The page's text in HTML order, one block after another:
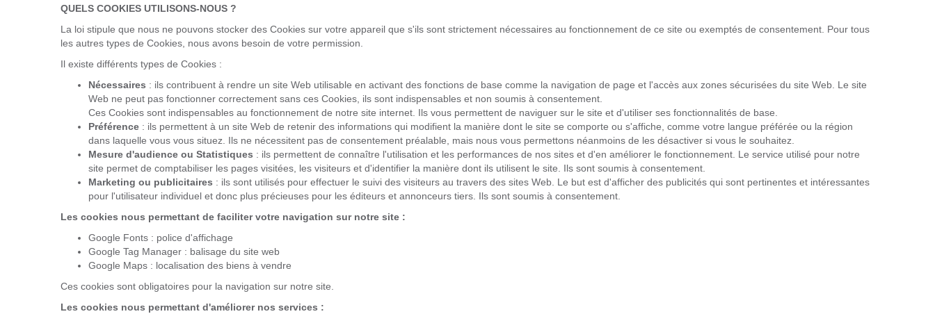
QUELS COOKIES UTILISONS-NOUS ?
La loi stipule que nous ne pouvons stocker des Cookies sur votre appareil que s'ils sont strictement nécessaires au fonctionnement de ce site ou exemptés de consentement. Pour tous
les autres types de Cookies, nous avons besoin de votre permission.
Il existe différents types de Cookies :
Nécessaires : ils contribuent à rendre un site Web utilisable en activant des fonctions de base comme la navigation de page et l'accès aux zones sécurisées du site Web. Le site
Web ne peut pas fonctionner correctement sans ces Cookies, ils sont indispensables et non soumis à consentement.
Ces Cookies sont indispensables au fonctionnement de notre site internet. Ils vous permettent de naviguer sur le site et d'utiliser ses fonctionnalités de base.
Préférence : ils permettent à un site Web de retenir des informations qui modifient la manière dont le site se comporte ou s'affiche, comme votre langue préférée ou la région
dans laquelle vous vous situez. Ils ne nécessitent pas de consentement préalable, mais nous vous permettons néanmoins de les désactiver si vous le souhaitez.
Mesure d'audience ou Statistiques : ils permettent de connaître l'utilisation et les performances de nos sites et d'en améliorer le fonctionnement. Le service utilisé pour notre
site permet de comptabiliser les pages visitées, les visiteurs et d'identifier la manière dont ils utilisent le site. Ils sont soumis à consentement.
Marketing ou publicitaires : ils sont utilisés pour effectuer le suivi des visiteurs au travers des sites Web. Le but est d'afficher des publicités qui sont pertinentes et intéressantes
pour l'utilisateur individuel et donc plus précieuses pour les éditeurs et annonceurs tiers. Ils sont soumis à consentement.
Les cookies nous permettant de faciliter votre navigation sur notre site :
Google Fonts : police d'affichage
Google Tag Manager : balisage du site web
Google Maps : localisation des biens à vendre
Ces cookies sont obligatoires pour la navigation sur notre site.
Les cookies nous permettant d'améliorer nos services :